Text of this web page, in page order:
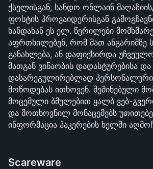
ქსელისგან, სანდო ონლაინ
ფოსტის პროვაიდერისგან
ხანდახან ეს ელ. წერილები
აფრთხილებენ, რომ მათ ანგარიშზე
განახლება, ან დაფიქსირდა
მათგან ვინაობის დადასტურებისა და
დასარეგულირებლად პერსონალური
მოწოდებას ითხოვენ. შეშინებული
მოცემული ბმულებით ყალბ ვებ-
და მოთხოვნილ მონაცემებს
ინფორმაცია ჰაკერების ხელში
Scareware